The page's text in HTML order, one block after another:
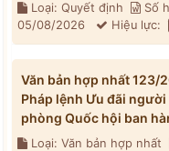
Loại: Quyết định Số
05/08/2026
Hiệu lực:
Văn bản hợp nhất 123/
Pháp lệnh Ưu đãi
phòng Quốc hội ban
Loại: Văn bản hợp nhất